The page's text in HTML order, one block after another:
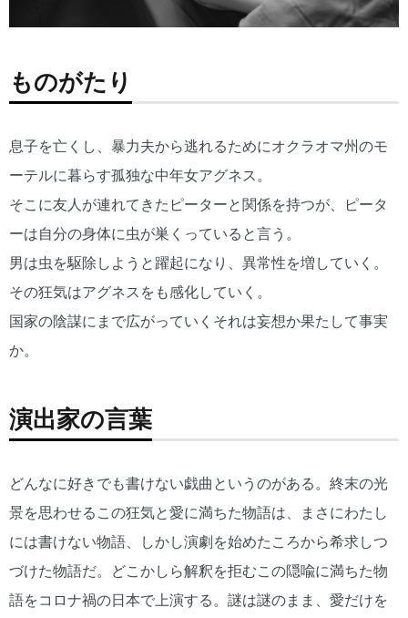
ものがたり
息子を亡くし、暴力夫から逃れるためにオクラオマ州のモ
ーテルに暮らす孤独な中年女アグネス。
そこに友人が連れてきたピーターと関係を持つが、ピータ
ーは自分の身体に虫が巣くっていると言う。
男は虫を駆除しようと躍起になり、異常性を増していく。
その狂気はアグネスをも感化していく。
国家の陰謀にまで広がっていくそれは妄想か果たして事実
か。
演出家の言葉
どんなに好きでも書けない戯曲というのがある。終末の光
景を思わせるこの狂気と愛に満ちた物語は、まさにわたし
には書けない物語、しかし演劇を始めたころから希求しつ
づけた物語だ。どこかしら解釈を拒むこの隠喩に満ちた物
語をコロナ禍の日本で上演する。謎は謎のまま、愛だけを